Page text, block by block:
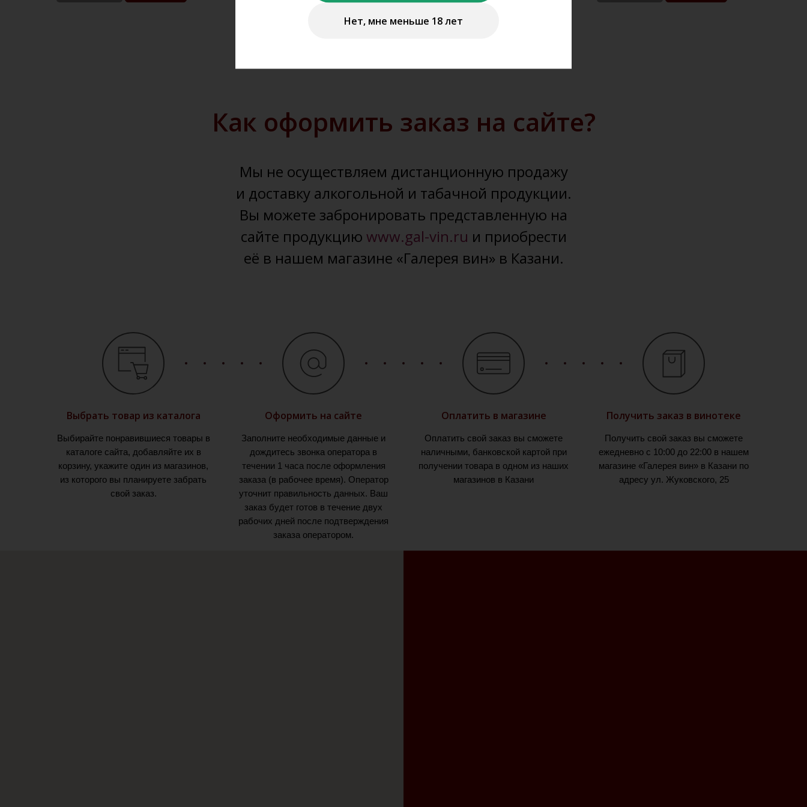
Нет, мне меньше 18 лет
Как оформить заказ на сайте?
Мы не осуществляем дистанционную продажу
и доставку алкогольной и табачной продукции.
Вы можете забронировать представленную на
сайте продукцию www.gal-vin.ru и приобрести
её в нашем магазине «Галерея вин» в Казани.
Выбрать товар из каталога
Выбирайте понравившиеся товары в
каталоге сайта, добавляйте их в
корзину, укажите один из магазинов,
из которого вы планируете забрать
свой заказ.
Оформить на сайте
Заполните необходимые данные и
дождитесь звонка оператора в
течении 1 часа после оформления
заказа (в рабочее время). Оператор
уточнит правильность данных. Ваш
заказ будет готов в течение двух
рабочих дней после подтверждения
заказа оператором.
Оплатить в магазине
Оплатить свой заказ вы сможете
наличными, банковской картой при
получении товара в одном из наших
магазинов в Казани
Получить заказ в винотеке
Получить свой заказ вы сможете
ежедневно с 10:00 до 22:00 в нашем
магазине «Галерея вин» в Казани по
адресу ул. Жуковского, 25